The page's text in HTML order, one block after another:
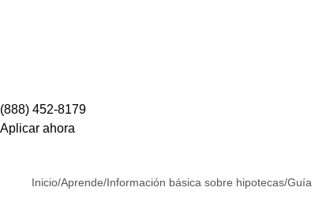
(888) 452-8179
Aplicar ahora
Inicio/Aprende/Información básica sobre hipotecas/Guía